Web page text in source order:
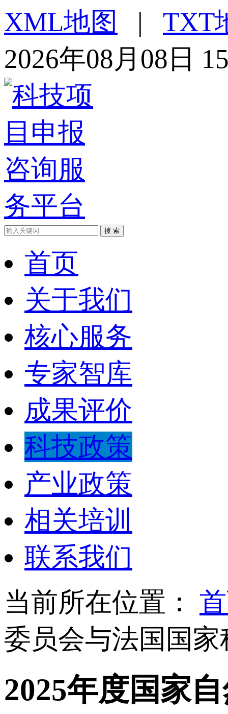
XML地图 | TXT
2026年08月08日
搜 索
首页
关于我们
核心服务
专家智库
成果评价
科技政策
产业政策
相关培训
联系我们
当前所在位置：
委员会与法国国
2025年度国家